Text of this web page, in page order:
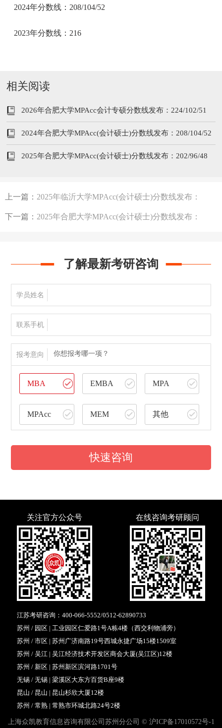
2024年分数线： 208/104/52
2023年分数线： 216
相关阅读
2026年合肥大学MPAcc会计专硕分数线发布：224/102/51
2024年合肥大学MPAcc(会计硕士)分数线发布：208/104/52
2025年合肥大学MPAcc(会计硕士)分数线发布：202/96/48
上一篇： 2025年临沂大学MPAcc(会计硕士)分数线发布：
200/96/48
下一篇： 2025年合肥大学MPAcc(会计硕士)分数线发布：
了解最新考研咨询
学员姓名
联系手机
报考意向 你想报考哪一项？
MBA EMBA MPA
MPAcc MEM 其他
快速咨询
关注官方公众号 在线咨询考研顾问
江苏考研咨询： 400-066-5552/0512-62890733
苏州 / 园区 | 工业园区仁爱路1号A栋4楼（西交利物浦旁）
苏州 / 市区 | 苏州广济南路19号西城永捷广场15楼1509室
苏州 / 吴江 | 吴江经济技术开发区商会大厦(吴江区)12楼
苏州 / 新区 | 苏州新区滨河路1701号
无锡 / 无锡 | 梁溪区大东方百货B座9楼
昆山 / 昆山 | 昆山杉欣大厦12楼
苏州 / 常熟 | 常熟市环城北路24号2楼
上海众凯教育信息咨询有限公司苏州分公司 © 沪ICP备17010572号-1